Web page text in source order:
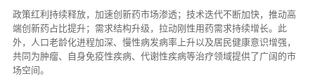
政策红利持续释放，加速创新药市场渗透；技术迭代不断加快，推动高
端创新药占比提升；需求结构升级，拉动刚性用药需求持续增长。此
外，人口老龄化进程加深、慢性病发病率上升以及居民健康意识增强，
共同为肿瘤、自身免疫性疾病、代谢性疾病等治疗领域提供了广阔的市
场空间。